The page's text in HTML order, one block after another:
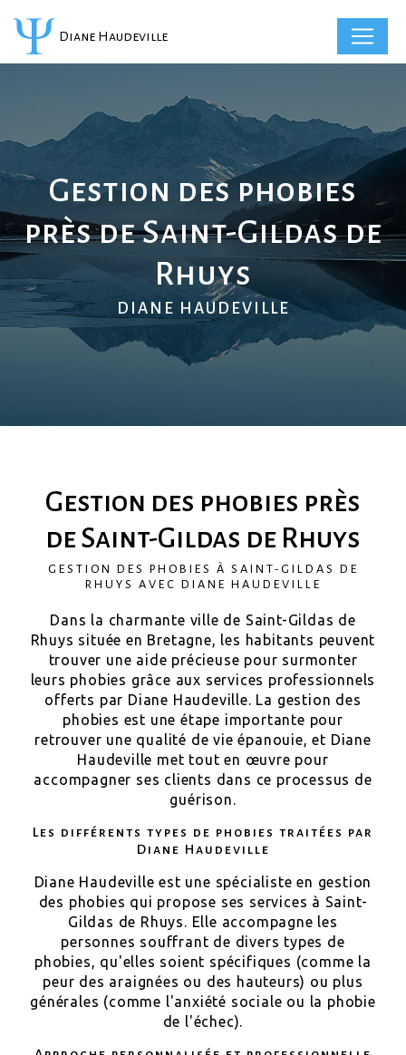
Diane Haudeville
Gestion des phobies
près de Saint-Gildas de
Rhuys
DIANE HAUDEVILLE
Gestion des phobies près
de Saint-Gildas de Rhuys
GESTION DES PHOBIES À SAINT-GILDAS DE
RHUYS AVEC DIANE HAUDEVILLE
Dans la charmante ville de Saint-Gildas de
Rhuys située en Bretagne, les habitants peuvent
trouver une aide précieuse pour surmonter
leurs phobies grâce aux services professionnels
offerts par Diane Haudeville. La gestion des
phobies est une étape importante pour
retrouver une qualité de vie épanouie, et Diane
Haudeville met tout en œuvre pour
accompagner ses clients dans ce processus de
guérison.
Les différents types de phobies traitées par
Diane Haudeville
Diane Haudeville est une spécialiste en gestion
des phobies qui propose ses services à Saint-
Gildas de Rhuys. Elle accompagne les
personnes souffrant de divers types de
phobies, qu'elles soient spécifiques (comme la
peur des araignées ou des hauteurs) ou plus
générales (comme l'anxiété sociale ou la phobie
de l'échec).